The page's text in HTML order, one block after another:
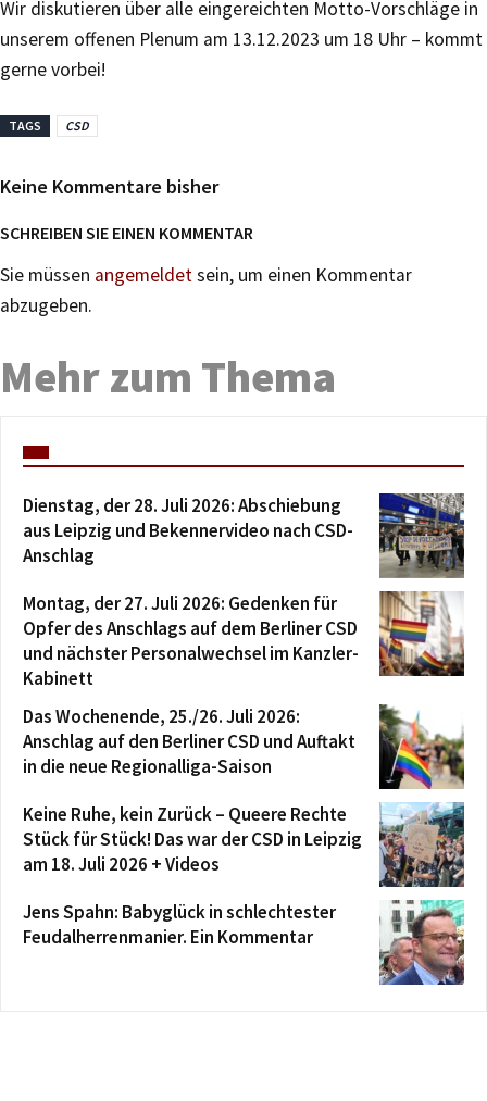
Wir diskutieren über alle eingereichten Motto-Vorschläge in
unserem offenen Plenum am 13.12.2023 um 18 Uhr – kommt
gerne vorbei!
TAGS CSD
Keine Kommentare bisher
SCHREIBEN SIE EINEN KOMMENTAR
Sie müssen angemeldetsein, um einen Kommentar
abzugeben.
Mehr zum Thema
Dienstag, der 28. Juli 2026: Abschiebung
aus Leipzig und Bekennervideo nach CSD-
Anschlag
Montag, der 27. Juli 2026: Gedenken für
Opfer des Anschlags auf dem Berliner CSD
und nächster Personalwechsel im Kanzler-
Kabinett
Das Wochenende, 25./26. Juli 2026:
Anschlag auf den Berliner CSD und Auftakt
in die neue Regionalliga-Saison
Keine Ruhe, kein Zurück – Queere Rechte
Stück für Stück! Das war der CSD in Leipzig
am 18. Juli 2026 + Videos
Jens Spahn: Babyglück in schlechtester
Feudalherrenmanier. Ein Kommentar